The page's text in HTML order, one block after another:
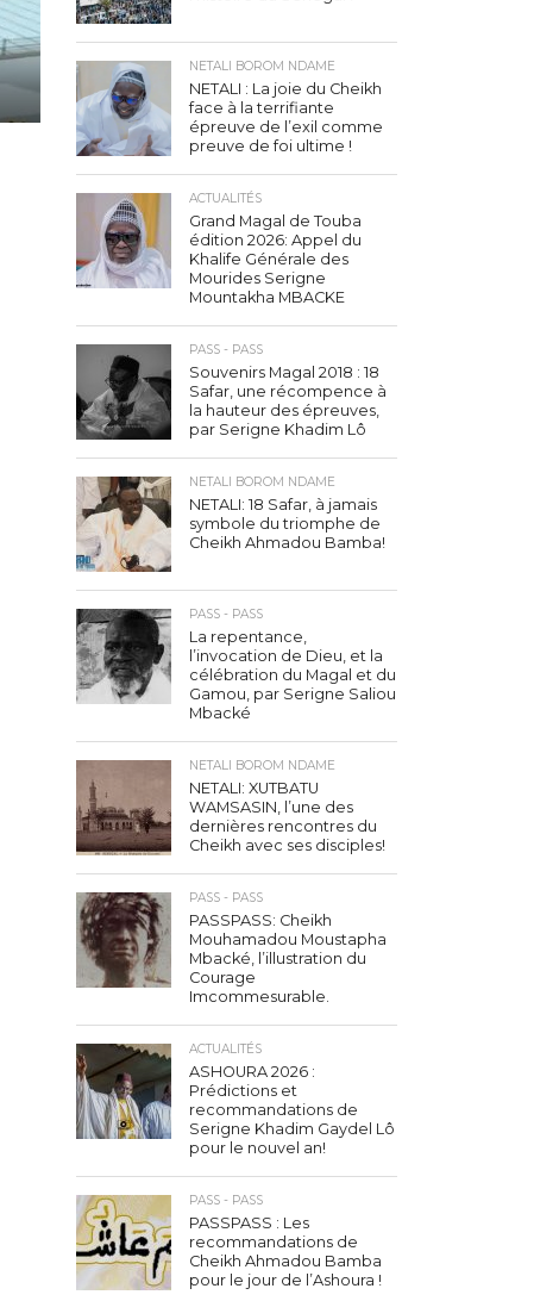
NETALI BOROM NDAME
NETALI : La joie du Cheikh
face à la terrifiante
épreuve de l’exil comme
preuve de foi ultime !
ACTUALITÉS
Grand Magal de Touba
édition 2026: Appel du
Khalife Générale des
Mourides Serigne
Mountakha MBACKE
PASS - PASS
Souvenirs Magal 2018 : 18
Safar, une récompence à
la hauteur des épreuves,
par Serigne Khadim Lô
NETALI BOROM NDAME
NETALI: 18 Safar, à jamais
symbole du triomphe de
Cheikh Ahmadou Bamba!
PASS - PASS
La repentance,
l’invocation de Dieu, et la
célébration du Magal et du
Gamou, par Serigne Saliou
Mbacké
NETALI BOROM NDAME
NETALI: XUTBATU
WAMSASIN, l’une des
dernières rencontres du
Cheikh avec ses disciples!
PASS - PASS
PASSPASS: Cheikh
Mouhamadou Moustapha
Mbacké, l’illustration du
Courage
Imcommesurable.
ACTUALITÉS
ASHOURA 2026 :
Prédictions et
recommandations de
Serigne Khadim Gaydel Lô
pour le nouvel an!
PASS - PASS
PASSPASS : Les
recommandations de
Cheikh Ahmadou Bamba
pour le jour de l’Ashoura !